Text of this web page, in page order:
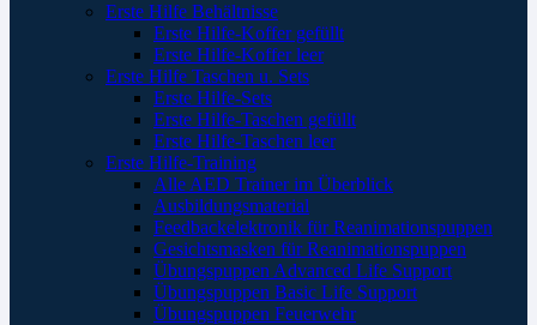
Erste Hilfe Behältnisse
Erste Hilfe-Koffer gefüllt
Erste Hilfe-Koffer leer
Erste Hilfe Taschen u. Sets
Erste Hilfe-Sets
Erste Hilfe-Taschen gefüllt
Erste Hilfe-Taschen leer
Erste Hilfe-Training
Alle AED Trainer im Überblick
Ausbildungsmaterial
Feedbackelektronik für Reanimationspuppen
Gesichtsmasken für Reanimationspuppen
Übungspuppen Advanced Life Support
Übungspuppen Basic Life Support
Übungspuppen Feuerwehr